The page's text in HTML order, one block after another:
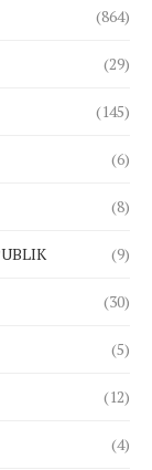
(864)
(29)
(145)
(6)
(8)
(9)
(30)
(5)
(12)
(4)